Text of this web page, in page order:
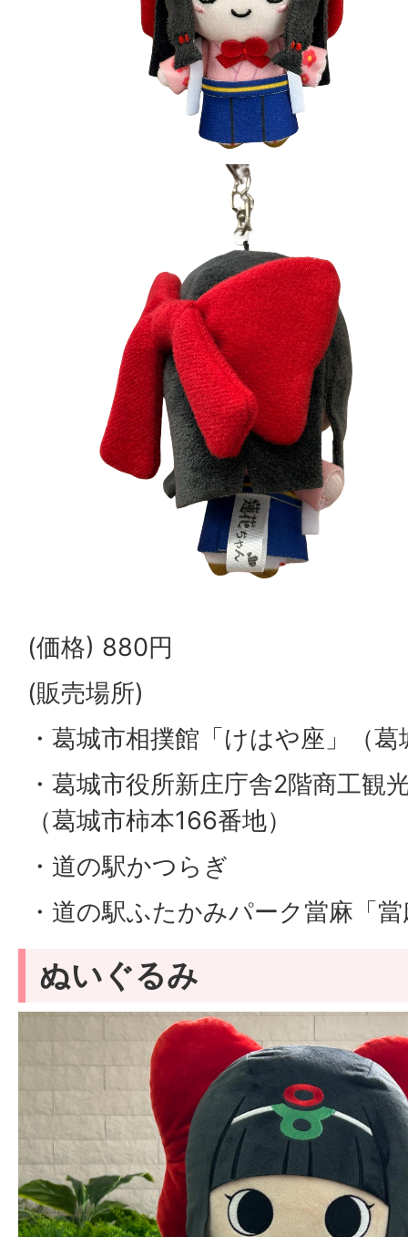
(価格) 880円
(販売場所)
・葛城市相撲館「けはや座」（
・葛城市役所新庄庁舎2階商工観
（葛城市柿本166番地）
・道の駅かつらぎ
・道の駅ふたかみパーク當麻「
ぬいぐるみ